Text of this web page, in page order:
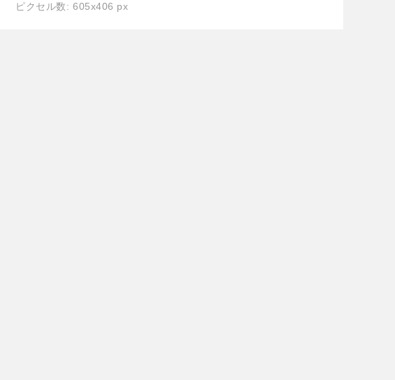
ピクセル数: 605x406 px